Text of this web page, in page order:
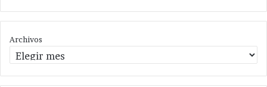
Archivos